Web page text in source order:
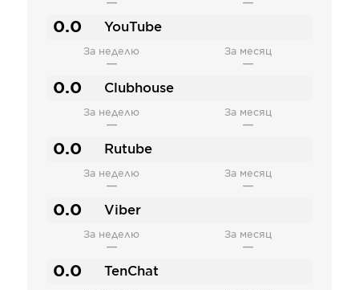
— —
0.0 YouTube
За неделю
—
За месяц
—
0.0 Clubhouse
За неделю
—
За месяц
—
0.0 Rutube
За неделю
—
За месяц
—
0.0 Viber
За неделю
—
За месяц
—
0.0 TenChat